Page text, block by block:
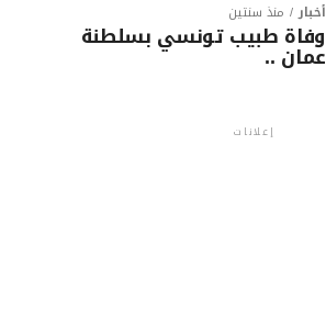
أخبار منذ سنتين
وفاة طبيب تونسي بسلطنة
عمان ..
إعلانات